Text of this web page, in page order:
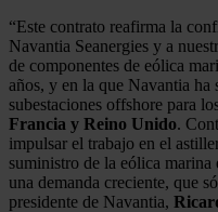
“Este contrato reafirma la
Navantia Seanergies y a
de componentes de eólica
años, y en la que Navantia
subestaciones offshore para
Francia y Reino Unido.
impulsar el trabajo en el
suministro de la eólica marina
una demanda creciente, que
presidente de Navantia,